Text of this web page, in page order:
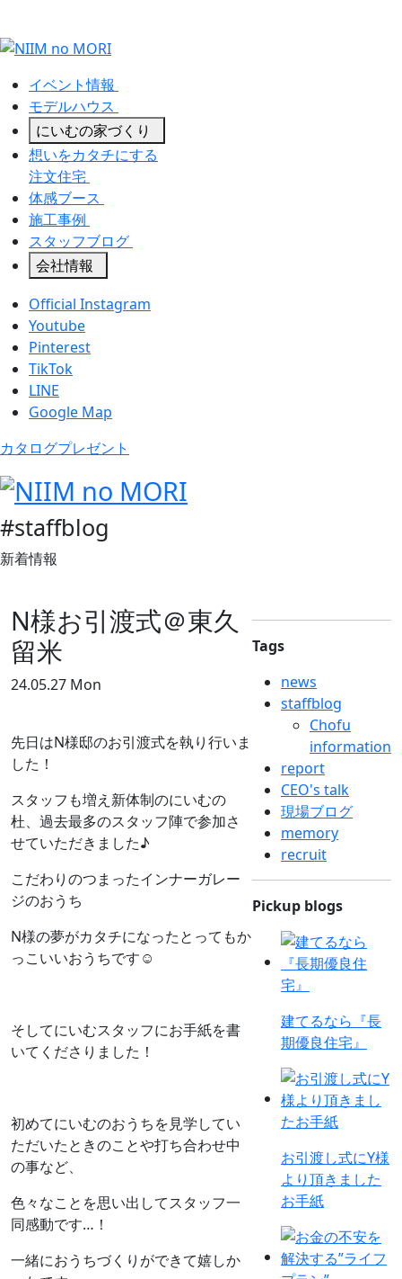
イベント情報
モデルハウス
にいむの家づくり
想いをカタチにする
注文住宅
体感ブース
施工事例
スタッフブログ
会社情報
Official Instagram
Youtube
Pinterest
TikTok
LINE
Google Map
カタログプレゼント
#staffblog
新着情報
N様お引渡式＠東久
留米
24.05.27 Mon
先日はN様邸のお引渡式を執り行いま
した！
スタッフも増え新体制のにいむの
杜、過去最多のスタッフ陣で参加さ
せていただきました♪
こだわりのつまったインナーガレー
ジのおうち
N様の夢がカタチになったとってもか
っこいいおうちです☺
そしてにいむスタッフにお手紙を書
いてくださりました！
初めてにいむのおうちを見学してい
ただいたときのことや打ち合わせ中
の事など、
色々なことを思い出してスタッフ一
同感動です…！
一緒におうちづくりができて嬉しか
Tags
news
staffblog
Chofu
information
report
CEO's talk
現場ブログ
memory
recruit
Pickup blogs
建てるなら『長
期優良住宅』
お引渡し式にY様
より頂きました
お手紙